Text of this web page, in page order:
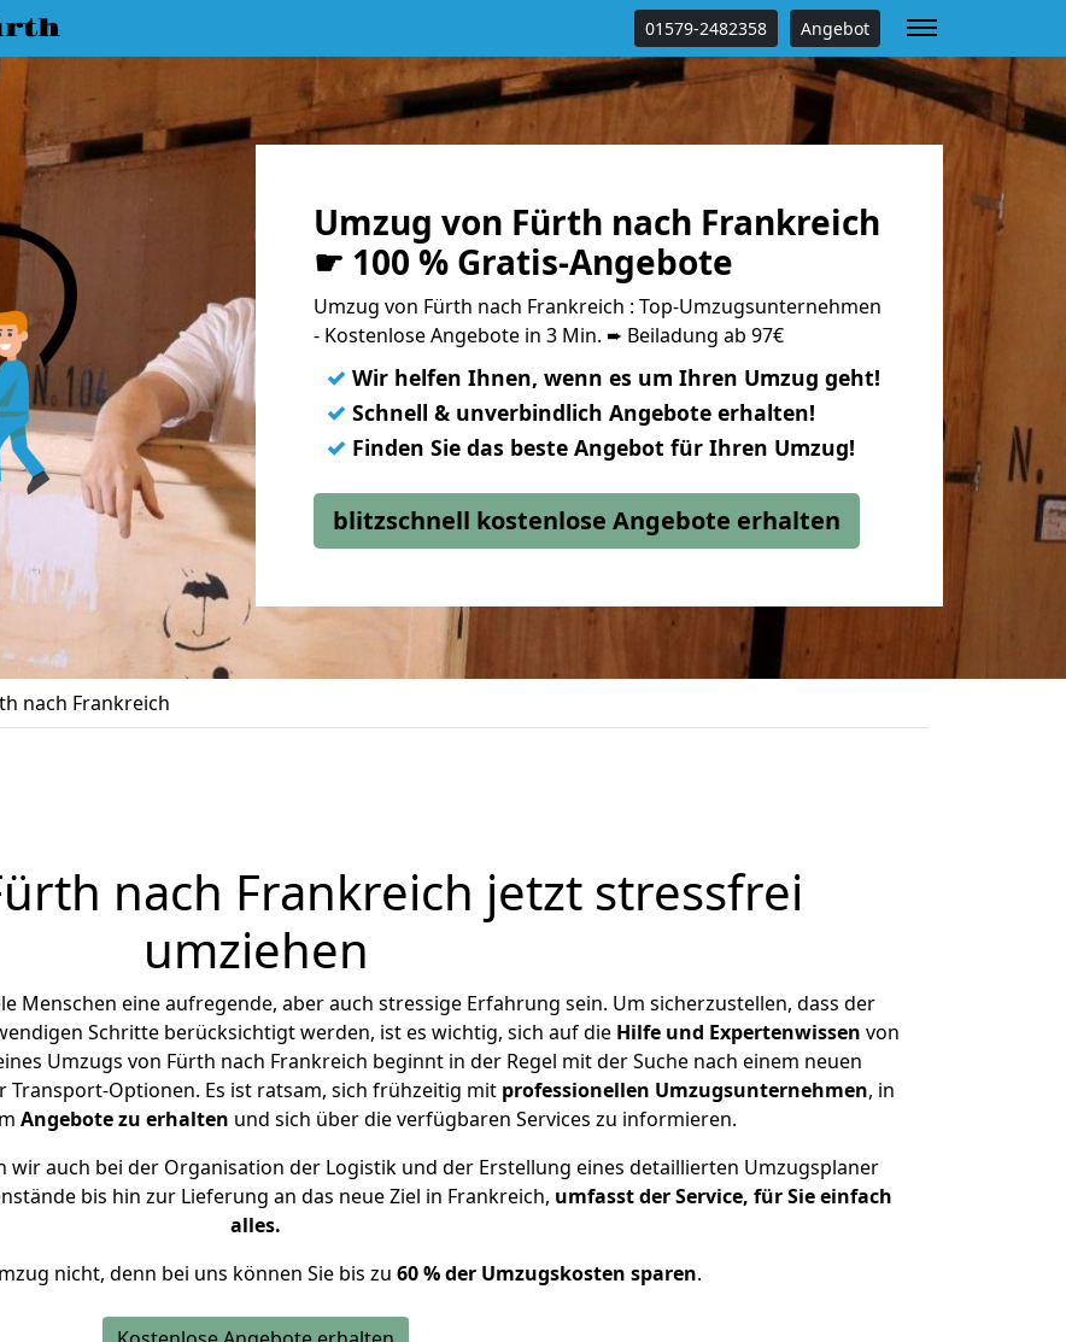
01579-2482358 Angebot
Umzug von Fürth nach Frankreich
☛ 100 % Gratis-Angebote
Umzug von Fürth nach Frankreich : Top-Umzugsunternehmen
- Kostenlose Angebote in 3 Min. ➨ Beiladung ab 97€
✓ Wir helfen Ihnen, wenn es um Ihren Umzug geht!
✓ Schnell & unverbindlich Angebote erhalten!
✓ Finden Sie das beste Angebot für Ihren Umzug!
blitzschnell kostenlose Angebote erhalten
nach Frankreich
nach Frankreich jetzt stressfrei
umziehen
Menschen eine aufregende, aber auch stressige Erfahrung sein. Um sicherzustellen, dass der
Schritte berücksichtigt werden, ist es wichtig, sich auf die Hilfe und Expertenwissen von
Umzugs von Fürth nach Frankreich beginnt in der Regel mit der Suche nach einem neuen
Transport-Optionen. Es ist ratsam, sich frühzeitig mit professionellen Umzugsunternehmen, in
Angebote zu erhalten und sich über die verfügbaren Services zu informieren.
wir auch bei der Organisation der Logistik und der Erstellung eines detaillierten Umzugsplaner
bis hin zur Lieferung an das neue Ziel in Frankreich, umfasst der Service, für Sie einfach
alles.
nicht, denn bei uns können Sie bis zu 60 % der Umzugskosten sparen.